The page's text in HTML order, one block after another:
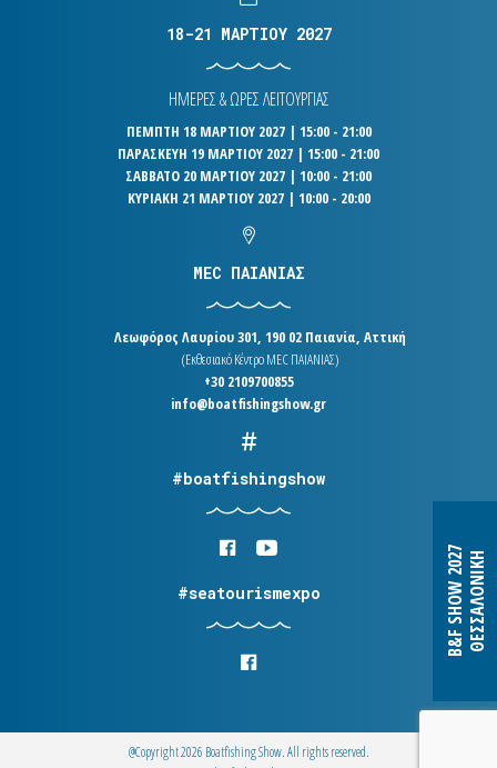
B&F SHOW 2027ΘΕΣΣΑΛΟΝΙΚΗ
18-21 ΜΑΡΤΙΟΥ 2027
ΗΜΕΡΕΣ & ΩΡΕΣ ΛΕΙΤΟΥΡΓΙΑΣ
ΠΕΜΠΤΗ 18 ΜΑΡΤΙΟΥ 2027 | 15:00 - 21:00
ΠΑΡΑΣΚΕΥΗ 19 ΜΑΡΤΙΟΥ 2027 | 15:00 - 21:00
ΣΑΒΒΑΤΟ 20 ΜΑΡΤΙΟΥ 2027 | 10:00 - 21:00
ΚΥΡΙΑΚΗ 21 ΜΑΡΤΙΟΥ 2027 | 10:00 - 20:00
MEC ΠΑΙΑΝΙΑΣ
Λεωφόρος Λαυρίου 301, 190 02 Παιανία, Αττική
(Εκθεσιακό Κέντρο MEC ΠΑΙΑΝΙΑΣ)
+30 2109700855
info@boatfishingshow.gr
#boatfishingshow
#seatourismexpo
@Copyright 2026 Boatfishing Show. All rights reserved.